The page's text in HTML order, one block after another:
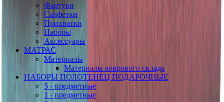
Фартуки
Салфетки
Прихватки
Наборы
Аксессуары
МАТРАС
Материалы
Материалы коврового склада
НАБОРЫ ПОЛОТЕНЕЦ ПОДАРОЧНЫЕ
5 - предметные
1 - предметные